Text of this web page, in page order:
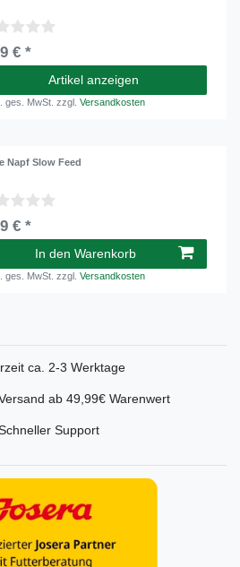
€ *
Artikel anzeigen
ges. MwSt. zzgl.Versandkosten
Napf Slow Feed
€ *
In den Warenkorb
ges. MwSt. zzgl.Versandkosten
ca. 2-3 Werktage
ab 49,99€ Warenwert
Support